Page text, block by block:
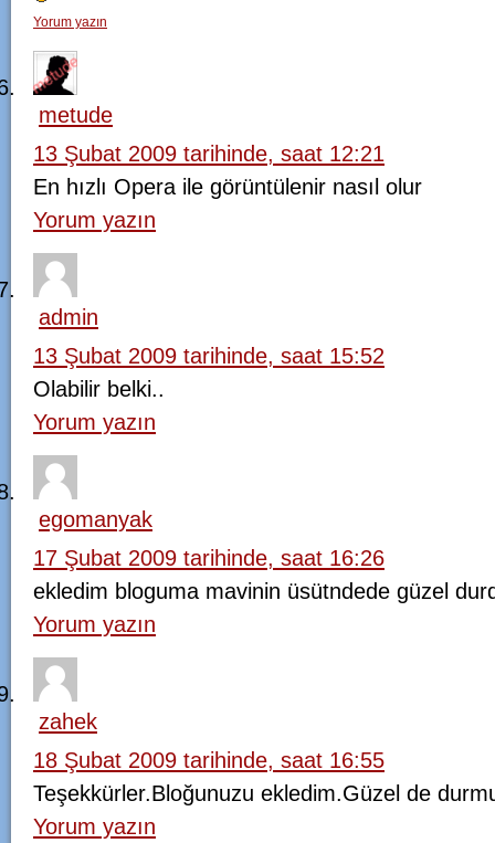
Yorum yazın
metude
13 Şubat 2009 tarihinde, saat 12:21
En hızlı Opera ile görüntülenir nasıl olur
Yorum yazın
admin
13 Şubat 2009 tarihinde, saat 15:52
Olabilir belki..
Yorum yazın
egomanyak
17 Şubat 2009 tarihinde, saat 16:26
ekledim bloguma mavinin üsütndede güzel
Yorum yazın
zahek
18 Şubat 2009 tarihinde, saat 16:55
Teşekkürler.Bloğunuzu ekledim.Güzel de
Yorum yazın